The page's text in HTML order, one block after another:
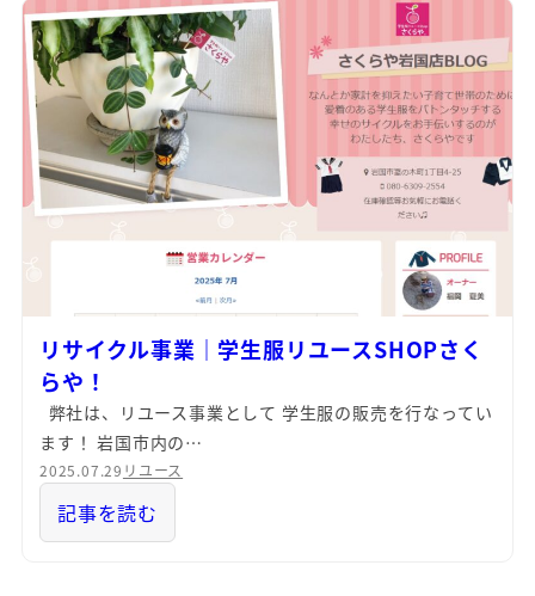
リサイクル事業｜学生服リユースSHOPさく
らや！
弊社は、リユース事業として 学生服の販売を行なってい
ます！ 岩国市内の…
2025.07.29 リユース
記事を読む